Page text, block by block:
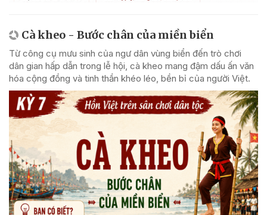
Cà kheo - Bước chân của miền biển
Từ công cụ mưu sinh của ngư dân vùng biển đến trò chơi
dân gian hấp dẫn trong lễ hội, cà kheo mang đậm dấu ấn văn
hóa cộng đồng và tinh thần khéo léo, bền bỉ của người Việt.